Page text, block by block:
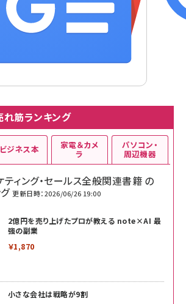
筋ランキング
ィング・セールス全般関連書籍 の
更新日時：2026/06/26 19:00
2億円を売り上げたプロが教える note×AI 最
強の副業
￥1,870
小さな会社は戦略が9割
ビジネス本 家電＆カメ
ラ
パソコン・
周辺機器